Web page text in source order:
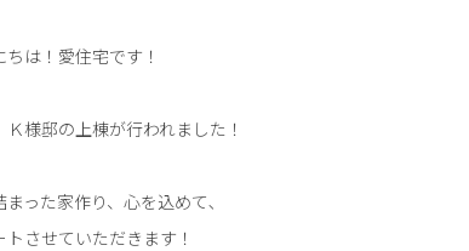
ちは！愛住宅です！
Ｋ様邸の上棟が行われました！
まった家作り、心を込めて､
トさせていただきます！